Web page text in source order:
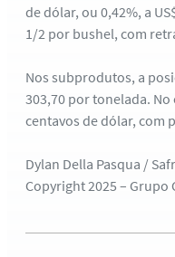
de dólar, ou 0,42%, a
1/2 por bushel, com
Nos subprodutos, a
303,70 por tonelada.
centavos de dólar, com
Dylan Della Pasqua /
Copyright 2025 – Grupo